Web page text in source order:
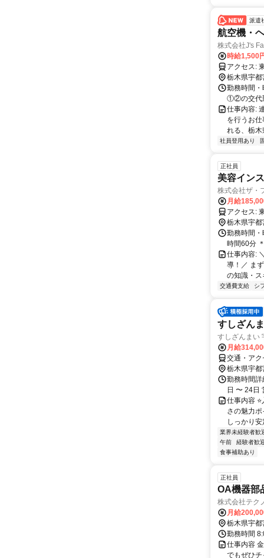
派遣
航空機・
株式会社J's
時給1,500
栃木県宇都
勤務時間
①②の交代
仕事内容:
を行うお
れる、栃木
社員登用あり
正社員
美容イン
株式会社ザ
月給
栃木県宇都
勤務時間
時間60分
仕事内容:
導！／ ま
の知識・ス
交通費支給 シ
すしざん
すしざんまい
月給
交通・ア
栃木県宇都
勤務時間
日 〜 24日
仕事内容
さの魅力
しっかり
業界未経験者歓
午前
経験者歓
食事補助あり
正社員
OA機器部
株式会社テク
月給
栃木県宇都
勤務時間
仕事内容
でもぜひ